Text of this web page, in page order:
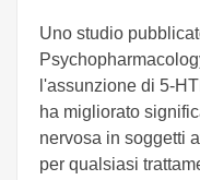
Uno studio
l'assunzione di 5-
ha migliorato
nervosa in soggetti
per qualsiasi